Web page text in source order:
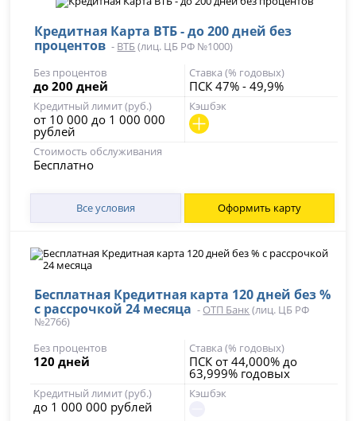
Кредитная Карта ВТБ - до 200 дней без
процентов - ВТБ(лиц. ЦБ РФ №1000)
Без процентов
до 200 дней
Ставка (% годовых)
ПСК 47% - 49,9%
Кредитный лимит (руб.)
от 10 000 до 1 000 000
рублей
Кэшбэк
Стоимость обслуживания
Бесплатно
Все условия Оформить карту
Бесплатная Кредитная карта 120 дней без %
с рассрочкой 24 месяца - ОТП Банк (лиц. ЦБ РФ
№2766)
Без процентов
120 дней
Ставка (% годовых)
ПСК от 44,000% до
63,999% годовых
Кредитный лимит (руб.)
до 1 000 000 рублей
Кэшбэк